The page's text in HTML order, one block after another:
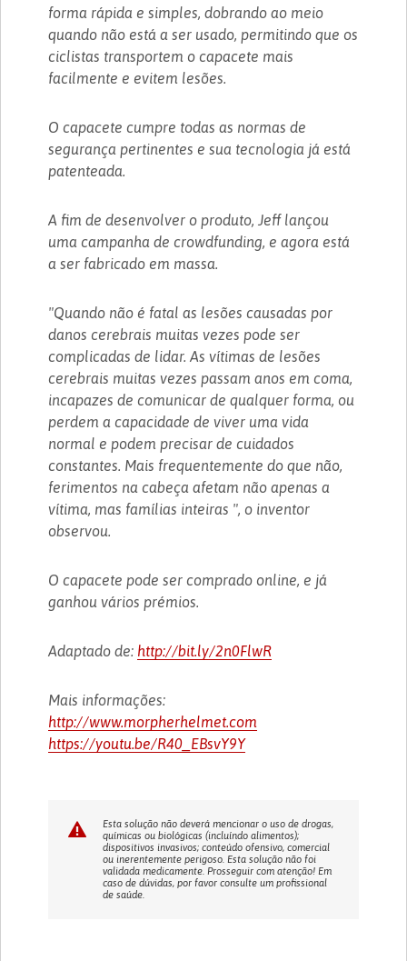
forma rápida e simples, dobrando ao meio
quando não está a ser usado, permitindo que os
ciclistas transportem o capacete mais
facilmente e evitem lesões.
O capacete cumpre todas as normas de
segurança pertinentes e sua tecnologia já está
patenteada.
A fim de desenvolver o produto, Jeff lançou
uma campanha de crowdfunding, e agora está
a ser fabricado em massa.
"Quando não é fatal as lesões causadas por
danos cerebrais muitas vezes pode ser
complicadas de lidar. As vítimas de lesões
cerebrais muitas vezes passam anos em coma,
incapazes de comunicar de qualquer forma, ou
perdem a capacidade de viver uma vida
normal e podem precisar de cuidados
constantes. Mais frequentemente do que não,
ferimentos na cabeça afetam não apenas a
vítima, mas famílias inteiras ", o inventor
observou.
O capacete pode ser comprado online, e já
ganhou vários prémios.
Adaptado de: http://bit.ly/2n0FlwR
Mais informações:
http://www.morpherhelmet.com
https://youtu.be/R40_EBsvY9Y
Esta solução não deverá mencionar o uso de drogas,
químicas ou biológicas (incluíndo alimentos);
dispositivos invasivos; conteúdo ofensivo, comercial
ou inerentemente perigoso. Esta solução não foi
validada medicamente. Prosseguir com atenção! Em
caso de dúvidas, por favor consulte um profissional
de saúde.